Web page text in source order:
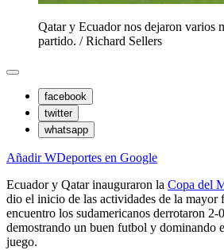
Qatar y Ecuador nos dejaron varios
partido. /Richard Sellers
facebook
twitter
whatsapp
Añadir WDeportes en Google
Ecuador y Qatar inauguraron la Copa del
dio el inicio de las actividades de la mayor
encuentro los sudamericanos derrotaron 2-
demostrando un buen futbol y dominando
juego.